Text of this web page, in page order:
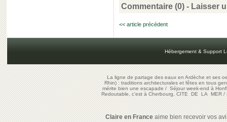
Commentaire (0) - Laisser
<< article précédent
Hébergement & Support
La ligne de partage des eaux en Ardèche et ses
Rhin) : traditions architecturales et fêtes en tous
mérite bien une escapade/Séjour week-end à
Redoutable, c'est à Cherbourg, CITE DE LA MER/
Claire en Franceaime bien recevoir vos